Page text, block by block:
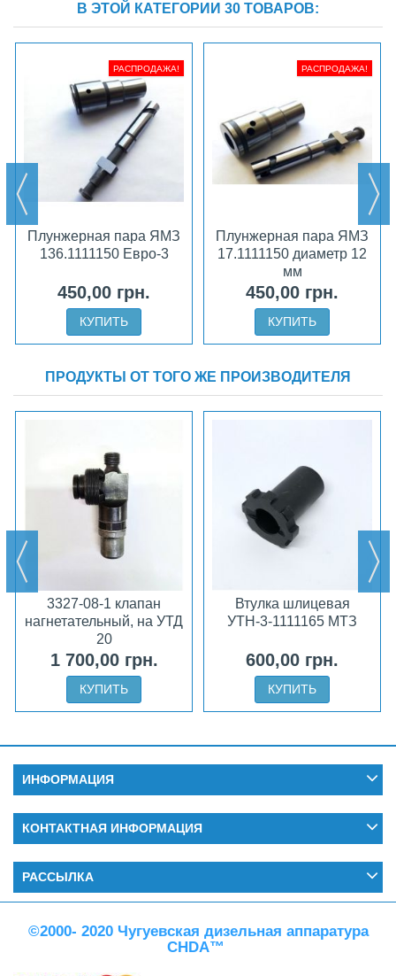
В ЭТОЙ КАТЕГОРИИ 30 ТОВАРОВ:
РАСПРОДАЖА!
Плунжерная пара ЯМЗ
136.1111150 Евро-3
450,00 грн.
КУПИТЬ
РАСПРОДАЖА!
Плунжерная пара ЯМЗ
17.1111150 диаметр 12
мм
450,00 грн.
КУПИТЬ
ПРОДУКТЫ ОТ ТОГО ЖЕ ПРОИЗВОДИТЕЛЯ
3327-08-1 клапан
нагнетательный, на УТД
20
1 700,00 грн.
КУПИТЬ
Втулка шлицевая
УТН-3-1111165 МТЗ
600,00 грн.
КУПИТЬ
ИНФОРМАЦИЯ
КОНТАКТНАЯ ИНФОРМАЦИЯ
РАССЫЛКА
©2000- 2020 Чугуевская дизельная аппаратура
CHDA™